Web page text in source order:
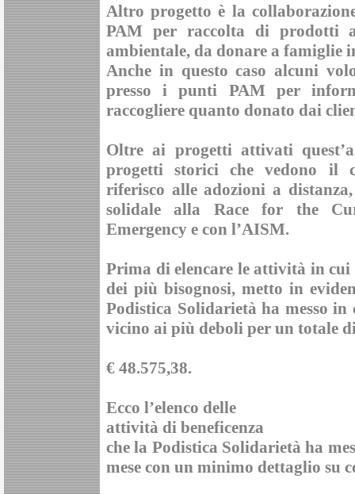
Altro progetto è la
PAM per raccolta di prodotti
ambientale, da donare a famiglie
Anche in questo caso alcuni
presso i punti PAM per
raccogliere quanto donato dai
Oltre ai progetti attivati
progetti storici che vedono il
riferisco alle adozioni a
solidale alla Race for the
Emergency e con l’AISM.
Prima di elencare le attività in cui
dei più bisognosi, metto in
Podistica Solidarietà ha messo
vicino ai più deboli per un totale
€ 48.575,38.
Ecco l’elenco delle
attività di beneficenza
che la Podistica Solidarietà ha
mese con un minimo dettaglio su